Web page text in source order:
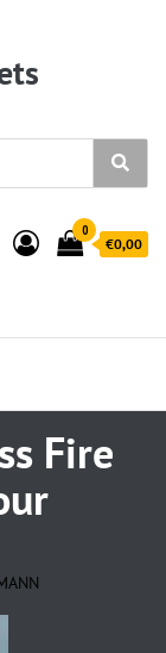
0
€0,00
Fire